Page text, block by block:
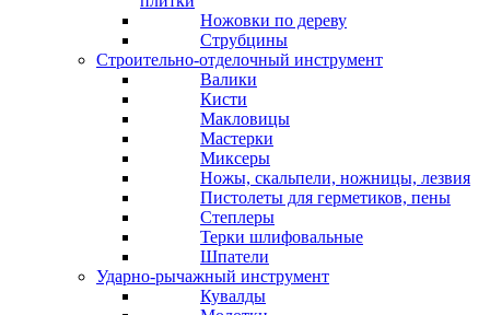
Ножовки по дереву
Струбцины
Строительно-отделочный инструмент
Валики
Кисти
Макловицы
Мастерки
Миксеры
Ножы, скальпели, ножницы, лезвия
Пистолеты для герметиков, пены
Степлеры
Терки шлифовальные
Шпатели
Ударно-рычажный инструмент
Кувалды